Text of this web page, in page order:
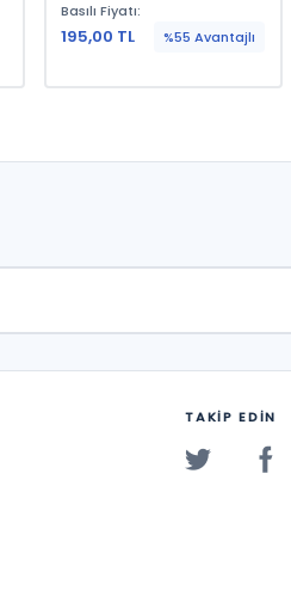
Basılı Fiyatı:
195,00 TL %55 Avantajlı
TAKİP EDİN